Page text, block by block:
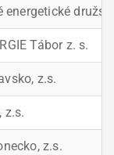
energetické
Tábor z. s.
z.s.
z.s.
z.s.